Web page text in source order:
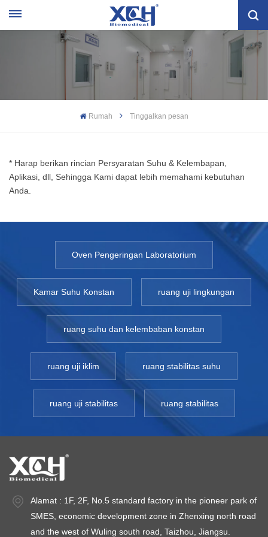
Rumah Tinggalkan pesan
* Harap berikan rincian Persyaratan Suhu & Kelembapan,
Aplikasi, dll, Sehingga Kami dapat lebih memahami kebutuhan
Anda.
Oven Pengeringan Laboratorium
Kamar Suhu Konstan ruang uji lingkungan
ruang suhu dan kelembaban konstan
ruang uji iklim ruang stabilitas suhu
ruang uji stabilitas ruang stabilitas
Alamat : 1F, 2F, No.5 standard factory in the pioneer park of
SMES, economic development zone in Zhenxing north road
and the west of Wuling south road, Taizhou, Jiangsu.